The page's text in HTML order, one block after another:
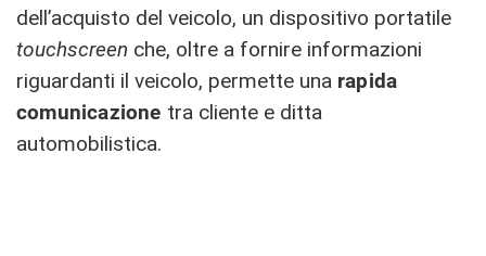
dell’acquisto del veicolo, un dispositivo portatile
touchscreen che, oltre a fornire informazioni
riguardanti il veicolo, permette una rapida
comunicazione tra cliente e ditta
automobilistica.